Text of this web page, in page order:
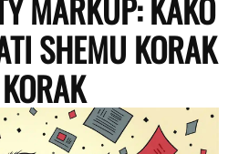
SHEMU KORAK